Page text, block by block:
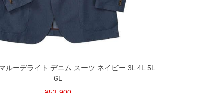
ルーデライト デニム スーツ ネイビー 3L 4L 5L
6L